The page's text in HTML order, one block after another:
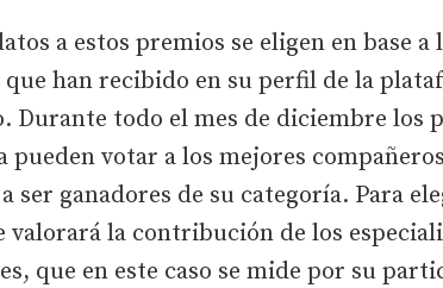
a estos premios se eligen en base a
que han recibido en su perfil de la
Durante todo el mes de diciembre los
pueden votar a los mejores
ser ganadores de su categoría. Para
valorará la contribución de los
que en este caso se mide por su